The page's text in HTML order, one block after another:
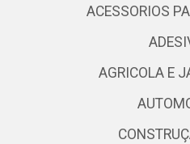
ACESSORIOS
AGRICOLA E